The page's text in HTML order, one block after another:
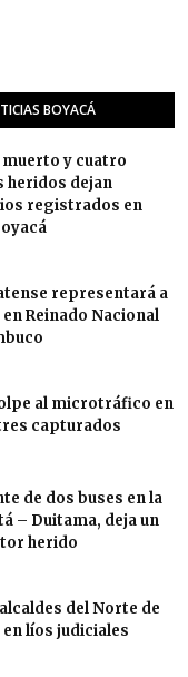
BOYACÁ
muerto y cuatro
heridos dejan
registrados en
representará a
en Reinado Nacional
al microtráfico en
capturados
de dos buses en la
– Duitama, deja un
herido
del Norte de
en líos judiciales